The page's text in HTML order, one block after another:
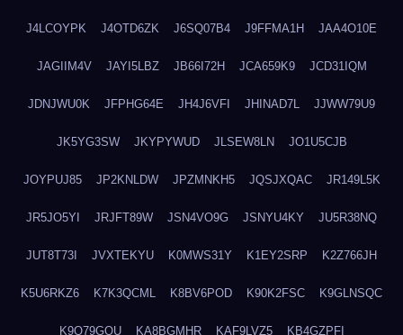
J4LCOYPK J4OTD6ZK J6SQ07B4 J9FFMA1H JAA4O10E
JAGIIM4V JAYI5LBZ JB66I72H JCA659K9 JCD31IQM
JDNJWU0K JFPHG64E JH4J6VFI JHINAD7L JJWW79U9
JK5YG3SW JKYPYWUD JLSEW8LN JO1U5CJB
JOYPUJ85 JP2KNLDW JPZMNKH5 JQSJXQAC JR149L5K
JR5JO5YI JRJFT89W JSN4VO9G JSNYU4KY JU5R38NQ
JUT8T73I JVXTEKYU K0MWS31Y K1EY2SRP K2Z766JH
K5U6RKZ6 K7K3QCML K8BV6POD K90K2FSC K9GLNSQC
K9Q79GQU KA8BGMHR KAF9LVZ5 KB4GZPFI